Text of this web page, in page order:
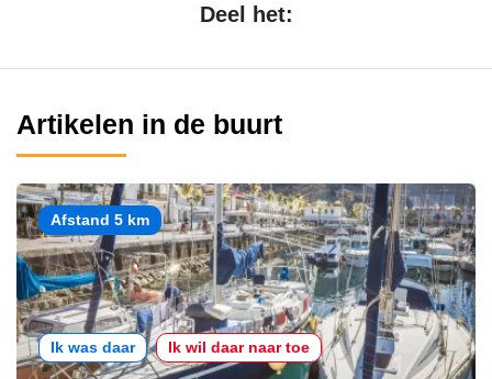
Deel het:
Artikelen in de buurt
Afstand 5 km
Ik was daar Ik wil daar naar toe